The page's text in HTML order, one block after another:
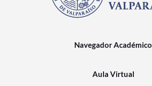
Navegador Académico
Aula Virtual